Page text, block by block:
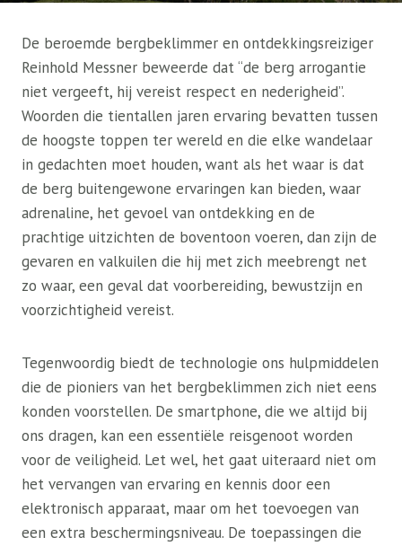
De beroemde bergbeklimmer en ontdekkingsreiziger
Reinhold Messner beweerde dat “de berg arrogantie
niet vergeeft, hij vereist respect en nederigheid”.
Woorden die tientallen jaren ervaring bevatten tussen
de hoogste toppen ter wereld en die elke wandelaar
in gedachten moet houden, want als het waar is dat
de berg buitengewone ervaringen kan bieden, waar
adrenaline, het gevoel van ontdekking en de
prachtige uitzichten de boventoon voeren, dan zijn de
gevaren en valkuilen die hij met zich meebrengt net
zo waar, een geval dat voorbereiding, bewustzijn en
voorzichtigheid vereist.
Tegenwoordig biedt de technologie ons hulpmiddelen
die de pioniers van het bergbeklimmen zich niet eens
konden voorstellen. De smartphone, die we altijd bij
ons dragen, kan een essentiële reisgenoot worden
voor de veiligheid. Let wel, het gaat uiteraard niet om
het vervangen van ervaring en kennis door een
elektronisch apparaat, maar om het toevoegen van
een extra beschermingsniveau. De toepassingen die